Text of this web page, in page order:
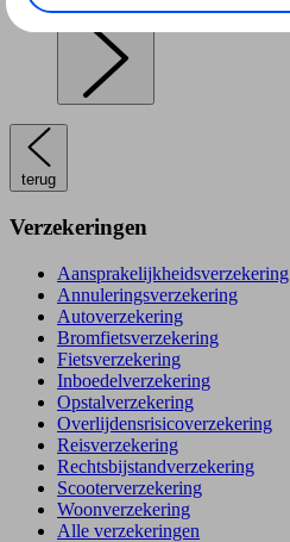
Hypotheek
terug
Verzekeringen
Aansprakelijkheidsverzekering
Annuleringsverzekering
Autoverzekering
Bromfietsverzekering
Fietsverzekering
Inboedelverzekering
Opstalverzekering
Overlijdensrisicoverzekering
Reisverzekering
Rechtsbijstandverzekering
Scooterverzekering
Woonverzekering
Alle verzekeringen